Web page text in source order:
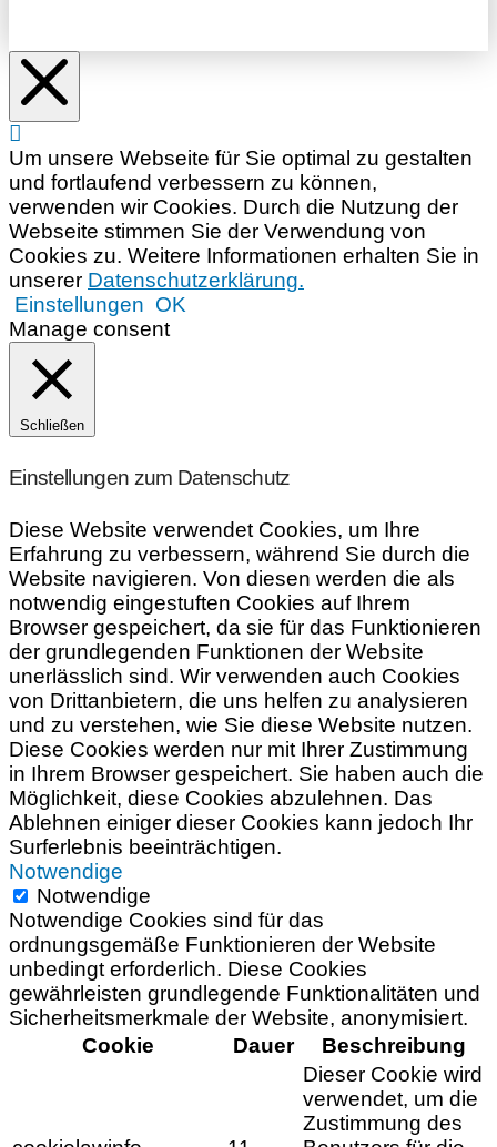
Um unsere Webseite für Sie optimal zu gestalten
und fortlaufend verbessern zu können,
verwenden wir Cookies. Durch die Nutzung der
Webseite stimmen Sie der Verwendung von
Cookies zu. Weitere Informationen erhalten Sie in
unserer Datenschutzerklärung.
Einstellungen OK
Manage consent
Schließen
Einstellungen zum Datenschutz
Diese Website verwendet Cookies, um Ihre
Erfahrung zu verbessern, während Sie durch die
Website navigieren. Von diesen werden die als
notwendig eingestuften Cookies auf Ihrem
Browser gespeichert, da sie für das Funktionieren
der grundlegenden Funktionen der Website
unerlässlich sind. Wir verwenden auch Cookies
von Drittanbietern, die uns helfen zu analysieren
und zu verstehen, wie Sie diese Website nutzen.
Diese Cookies werden nur mit Ihrer Zustimmung
in Ihrem Browser gespeichert. Sie haben auch die
Möglichkeit, diese Cookies abzulehnen. Das
Ablehnen einiger dieser Cookies kann jedoch Ihr
Surferlebnis beeinträchtigen.
Notwendige
Notwendige
Notwendige Cookies sind für das
ordnungsgemäße Funktionieren der Website
unbedingt erforderlich. Diese Cookies
gewährleisten grundlegende Funktionalitäten und
Sicherheitsmerkmale der Website, anonymisiert.
Cookie
Dauer Beschreibung
Dieser Cookie wird
verwendet, um die
Zustimmung des